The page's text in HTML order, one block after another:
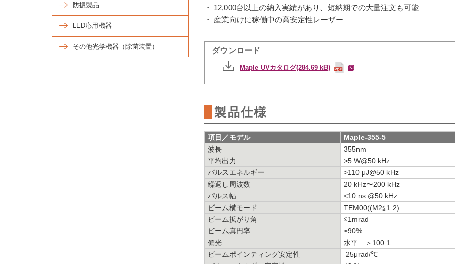
防振製品
LED応用機器
その他光学機器（除菌装置）
・ 12,000台以上の納入実績があり、短納期での大量注文も可能
・ 産業向けに稼働中の高安定性レーザー
ダウンロード
Maple UVカタログ(284.69 kB)
製品仕様
項目／モデル
Maple-355-5
波長
355nm
平均出力
>5 W@50 kHz
パルスエネルギー
>110 μJ@50 kHz
繰返し周波数
20 kHz〜200 kHz
パルス幅
<10 ns @50 kHz
ビーム横モード
TEM00((M2≦1.2)
ビーム拡がり角
≦1mrad
ビーム真円率
≥90%
偏光
水平 ＞100:1
ビームポインティング安定性
25μrad/℃